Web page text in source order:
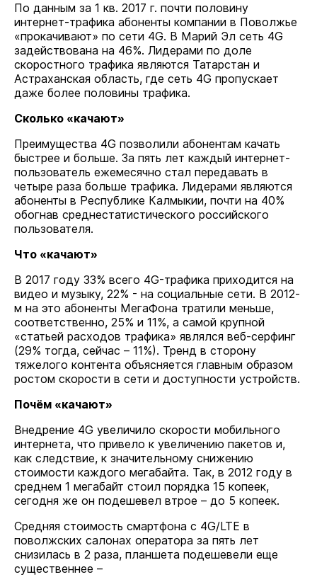
По данным за 1 кв. 2017 г. почти половину
интернет-трафика абоненты компании в Поволжье
«прокачивают» по сети 4G. В Марий Эл сеть 4G
задействована на 46%. Лидерами по доле
скоростного трафика являются Татарстан и
Астраханская область, где сеть 4G пропускает
даже более половины трафика.
Сколько «качают»
Преимущества 4G позволили абонентам качать
быстрее и больше. За пять лет каждый интернет-
пользователь ежемесячно стал передавать в
четыре раза больше трафика. Лидерами являются
абоненты в Республике Калмыкии, почти на 40%
обогнав среднестатистического российского
пользователя.
Что «качают»
В 2017 году 33% всего 4G-трафика приходится на
видео и музыку, 22% - на социальные сети. В 2012-
м на это абоненты МегаФона тратили меньше,
соответственно, 25% и 11%, а самой крупной
«статьей расходов трафика» являлся веб-серфинг
(29% тогда, сейчас – 11%). Тренд в сторону
тяжелого контента объясняется главным образом
ростом скорости в сети и доступности устройств.
Почём «качают»
Внедрение 4G увеличило скорости мобильного
интернета, что привело к увеличению пакетов и,
как следствие, к значительному снижению
стоимости каждого мегабайта. Так, в 2012 году в
среднем 1 мегабайт стоил порядка 15 копеек,
сегодня же он подешевел втрое – до 5 копеек.
Средняя стоимость смартфона с 4G/LTE в
поволжских салонах оператора за пять лет
снизилась в 2 раза, планшета подешевели еще
существеннее –